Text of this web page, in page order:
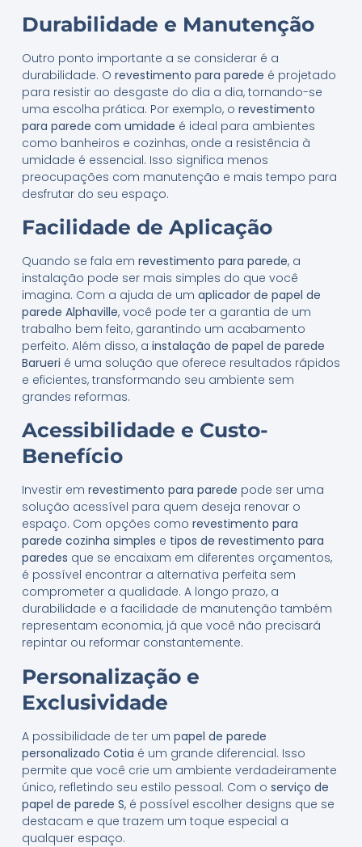
Durabilidade e Manutenção
Outro ponto importante a se considerar é a
durabilidade. O revestimento para parede é projetado
para resistir ao desgaste do dia a dia, tornando-se
uma escolha prática. Por exemplo, o revestimento
para parede com umidade é ideal para ambientes
como banheiros e cozinhas, onde a resistência à
umidade é essencial. Isso significa menos
preocupações com manutenção e mais tempo para
desfrutar do seu espaço.
Facilidade de Aplicação
Quando se fala em revestimento para parede, a
instalação pode ser mais simples do que você
imagina. Com a ajuda de um aplicador de papel de
parede Alphaville, você pode ter a garantia de um
trabalho bem feito, garantindo um acabamento
perfeito. Além disso, a instalação de papel de parede
Barueri é uma solução que oferece resultados rápidos
e eficientes, transformando seu ambiente sem
grandes reformas.
Acessibilidade e Custo-
Benefício
Investir em revestimento para parede pode ser uma
solução acessível para quem deseja renovar o
espaço. Com opções como revestimento para
parede cozinha simples e tipos de revestimento para
paredes que se encaixam em diferentes orçamentos,
é possível encontrar a alternativa perfeita sem
comprometer a qualidade. A longo prazo, a
durabilidade e a facilidade de manutenção também
representam economia, já que você não precisará
repintar ou reformar constantemente.
Personalização e
Exclusividade
A possibilidade de ter um papel de parede
personalizado Cotia é um grande diferencial. Isso
permite que você crie um ambiente verdadeiramente
único, refletindo seu estilo pessoal. Com o serviço de
papel de parede S, é possível escolher designs que se
destacam e que trazem um toque especial a
qualquer espaço.